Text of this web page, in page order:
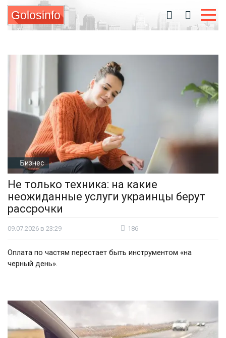
Golosinfo
Бизнес
Не только техника: на какие
неожиданные услуги украинцы берут
рассрочки
09.07.2026 в 23:29 186
Оплата по частям перестает быть инструментом «на
черный день».